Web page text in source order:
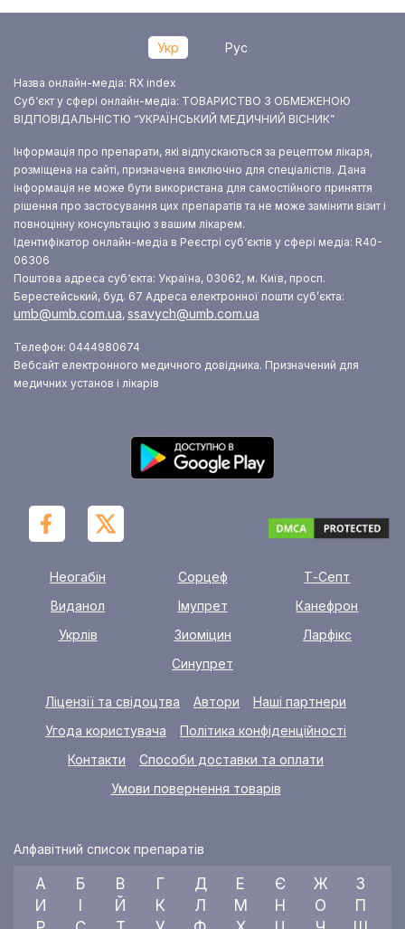
Укр Рус
Назва онлайн-медіа: RX index
Суб‘єкт у сфері онлайн-медіа: ТОВАРИСТВО З ОБМЕЖЕНОЮ
ВІДПОВІДАЛЬНІСТЮ “УКРАЇНСЬКИЙ МЕДИЧНИЙ ВІСНИК”
Інформація про препарати, які відпускаються за рецептом лікаря,
розміщена на сайті, призначена виключно для спеціалістів. Дана
інформація не може бути використана для самостійного приняття
рішення про застосування цих препаратів та не може замінити візит і
повноцінну консультацію з вашим лікарем.
Ідентифікатор онлайн-медіа в Реєстрі суб‘єктів у сфері медіа: R40-
06306
Поштова адреса суб‘єкта: Україна, 03062, м. Київ, просп.
Берестейський, буд. 67 Адреса електронної пошти суб’єкта:
umb@umb.com.ua, ssavych@umb.com.ua
Телефон: 0444980674
Вебсайт електронного медичного довідника. Призначений для
медичних установ і лікарів
Неогабін Сорцеф
Т-Септ
Виданол
Імупрет
Канефрон
Укрлів
Зиоміцин
Ларфікс
Синупрет
Ліцензії та свідоцтва Автори
Наші партнери
Угода користувача
Політика конфіденційності
Контакти
Способи доставки та оплати
Умови повернення товарів
Алфавітний список препаратів
А Б В Г Д Е Є Ж
З
И
Й К Л М Н О
П